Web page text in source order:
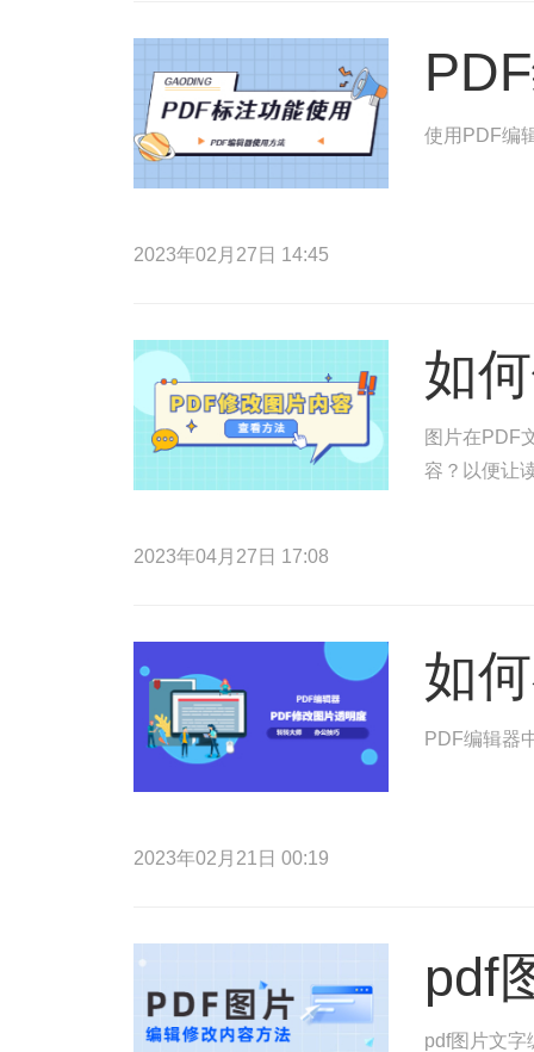
使用PDF编
2023年02月27日 14:45
如
图片在PDF
容？以便让
2023年04月27日 17:08
如
PDF编辑器
2023年02月21日 00:19
pdf
pdf图片文字